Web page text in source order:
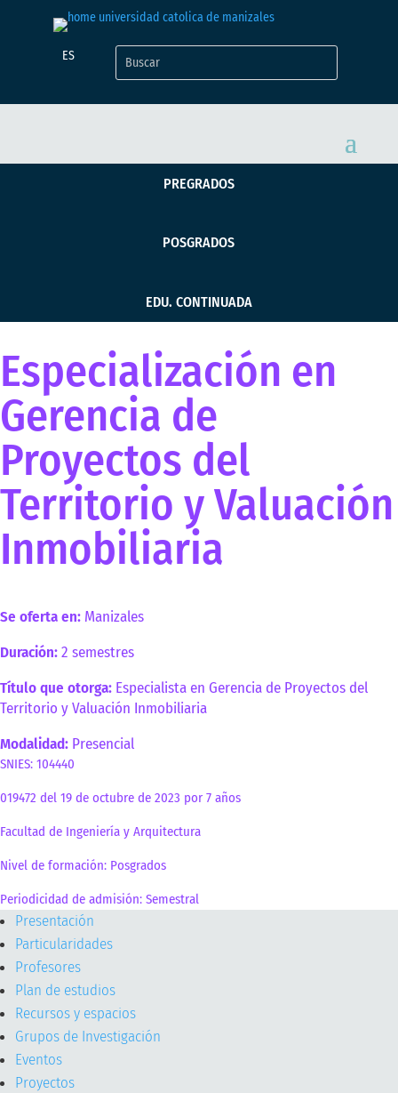
ES
PREGRADOS
POSGRADOS
EDU. CONTINUADA
Especialización en
Gerencia de
Proyectos del
Territorio y Valuación
Inmobiliaria
Se oferta en: Manizales
Duración:2 semestres
Título que otorga: Especialista en Gerencia de Proyectos del
Territorio y Valuación Inmobiliaria
Modalidad: Presencial
SNIES: 104440
019472 del 19 de octubre de 2023 por 7 años
Facultad de Ingeniería y Arquitectura
Nivel de formación: Posgrados
Periodicidad de admisión: Semestral
Presentación
Particularidades
Profesores
Plan de estudios
Recursos y espacios
Grupos de Investigación
Eventos
Proyectos